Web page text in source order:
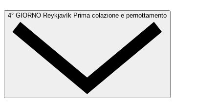
4° GIORNO Reykjavík Prima colazione e pernottamento